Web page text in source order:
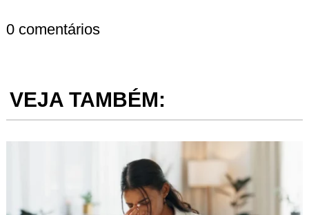
0 comentários
VEJA TAMBÉM: